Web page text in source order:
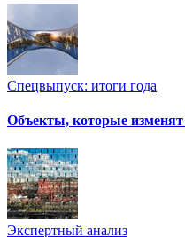
Спецвыпуск: итоги года
Объекты, которые изменят
Экспертный анализ